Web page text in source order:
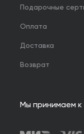
Подарочные
Оплата
Доставка
Возврат
Мы принимаем к